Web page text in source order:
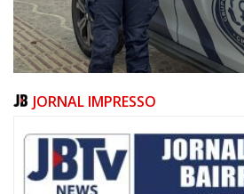
08/08/2026 | 07:00
JORNAL IMPRESSO